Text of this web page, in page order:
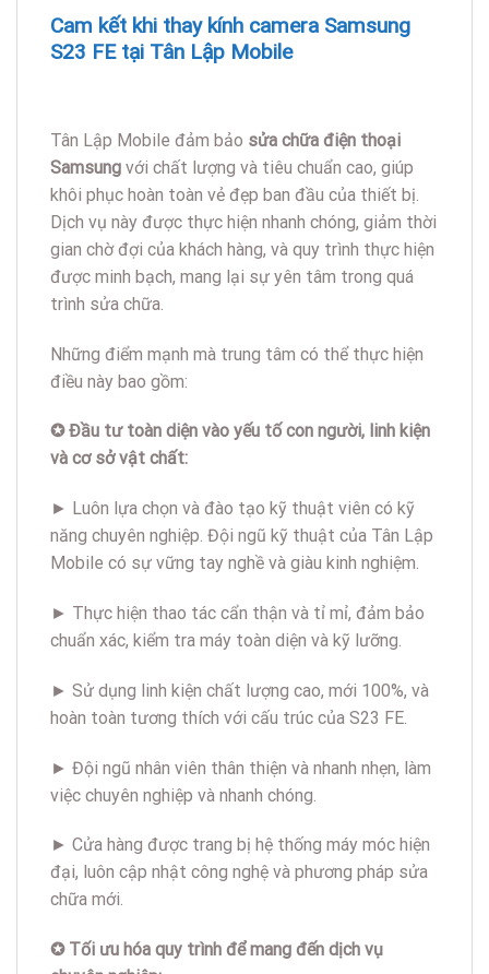
Cam kết khi thay kính camera Samsung
S23 FE tại Tân Lập Mobile
Tân Lập Mobile đảm bảo sửa chữa điện thoại
Samsung với chất lượng và tiêu chuẩn cao, giúp
khôi phục hoàn toàn vẻ đẹp ban đầu của thiết bị.
Dịch vụ này được thực hiện nhanh chóng, giảm thời
gian chờ đợi của khách hàng, và quy trình thực hiện
được minh bạch, mang lại sự yên tâm trong quá
trình sửa chữa.
Những điểm mạnh mà trung tâm có thể thực hiện
điều này bao gồm:
✪ Đầu tư toàn diện vào yếu tố con người, linh kiện
và cơ sở vật chất:
► Luôn lựa chọn và đào tạo kỹ thuật viên có kỹ
năng chuyên nghiệp. Đội ngũ kỹ thuật của Tân Lập
Mobile có sự vững tay nghề và giàu kinh nghiệm.
► Thực hiện thao tác cẩn thận và tỉ mỉ, đảm bảo
chuẩn xác, kiểm tra máy toàn diện và kỹ lưỡng.
► Sử dụng linh kiện chất lượng cao, mới 100%, và
hoàn toàn tương thích với cấu trúc của S23 FE.
► Đội ngũ nhân viên thân thiện và nhanh nhẹn, làm
việc chuyên nghiệp và nhanh chóng.
► Cửa hàng được trang bị hệ thống máy móc hiện
đại, luôn cập nhật công nghệ và phương pháp sửa
chữa mới.
✪ Tối ưu hóa quy trình để mang đến dịch vụ